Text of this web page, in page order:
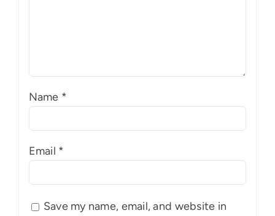
Name *
Email *
Save my name, email, and website in